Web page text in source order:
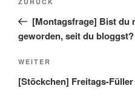
Vorheriger
Beitrag[Montagsfrage] Bist du
geworden, seit du bloggst?
Nächster
Beitrag
WEITER
[Stöckchen] Freitags-Füller